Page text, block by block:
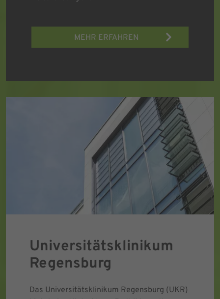
MEHR ERFAHREN
Universitätsklinikum
Regensburg
Das Universitätsklinikum Regensburg (UKR)